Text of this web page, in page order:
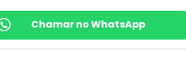
Chamar no WhatsApp